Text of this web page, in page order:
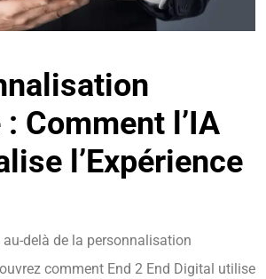
Comment l’IA
l’Expérience
au-delà de la personnalisation
comment End 2 End Digital utilise